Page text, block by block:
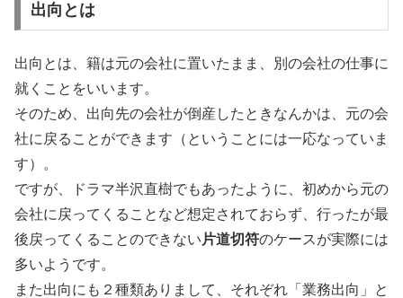
出向とは
出向とは、籍は元の会社に置いたまま、別の会社の仕事に
就くことをいいます。
そのため、出向先の会社が倒産したときなんかは、元の会
社に戻ることができます（ということには一応なっていま
す）。
ですが、ドラマ半沢直樹でもあったように、初めから元の
会社に戻ってくることなど想定されておらず、行ったが最
後戻ってくることのできない 片道切符のケースが実際には
多いようです。
また出向にも２種類ありまして、それぞれ「業務出向」と